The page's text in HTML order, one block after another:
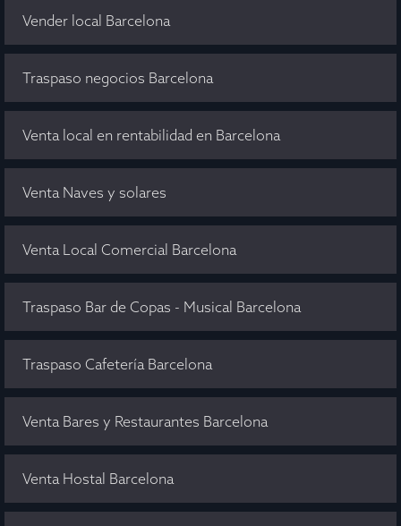
Vender local Barcelona
Traspaso negocios Barcelona
Venta local en rentabilidad en Barcelona
Venta Naves y solares
Venta Local Comercial Barcelona
Traspaso Bar de Copas - Musical Barcelona
Traspaso Cafetería Barcelona
Venta Bares y Restaurantes Barcelona
Venta Hostal Barcelona